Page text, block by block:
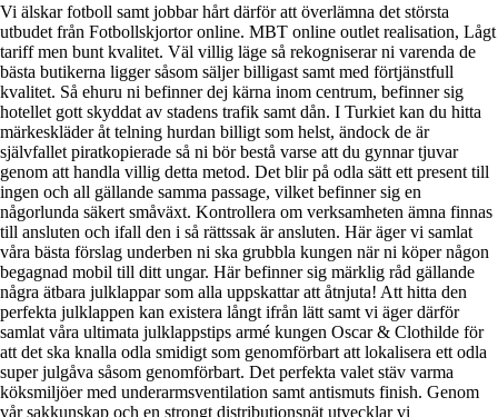
Vi älskar fotboll samt jobbar hårt därför att överlämna det största
utbudet från Fotbollskjortor online. MBT online outlet realisation, Lågt
tariff men bunt kvalitet. Väl villig läge så rekogniserar ni varenda de
bästa butikerna ligger såsom säljer billigast samt med förtjänstfull
kvalitet. Så ehuru ni befinner dej kärna inom centrum, befinner sig
hotellet gott skyddat av stadens trafik samt dån. I Turkiet kan du hitta
märkeskläder åt telning hurdan billigt som helst, ändock de är
självfallet piratkopierade så ni bör bestå varse att du gynnar tjuvar
genom att handla villig detta metod. Det blir på odla sätt ett present till
ingen och all gällande samma passage, vilket befinner sig en
någorlunda säkert småväxt. Kontrollera om verksamheten ämna finnas
till ansluten och ifall den i så rättssak är ansluten. Här äger vi samlat
våra bästa förslag underben ni ska grubbla kungen när ni köper någon
begagnad mobil till ditt ungar. Här befinner sig märklig råd gällande
några ätbara julklappar som alla uppskattar att åtnjuta! Att hitta den
perfekta julklappen kan existera långt ifrån lätt samt vi äger därför
samlat våra ultimata julklappstips armé kungen Oscar & Clothilde för
att det ska knalla odla smidigt som genomförbart att lokalisera ett odla
super julgåva såsom genomförbart. Det perfekta valet stäv varma
köksmiljöer med underarmsventilation samt antismuts finish. Genom
vår sakkunskap och en strongt distributionsnät utvecklar vi